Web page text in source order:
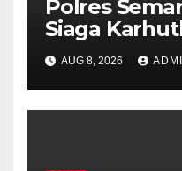
Polres
Siaga
Tekankan
Kemarau.
AUG 8, 2026